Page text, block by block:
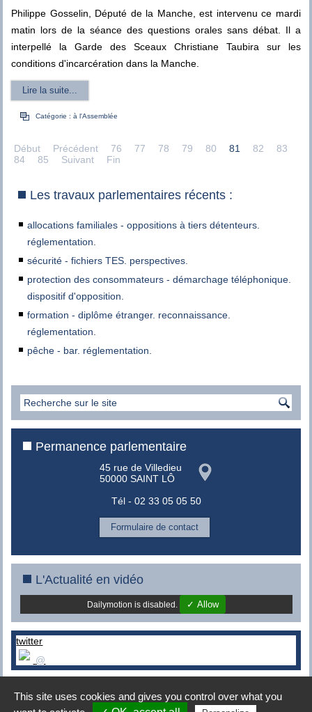
Philippe Gosselin, Député de la Manche, est intervenu ce mardi
matin lors de la séance des questions orales sans débat. Il a
interpellé la Garde des Sceaux Christiane Taubira sur les
conditions d'incarcération dans la Manche.
Lire la suite...
Catégorie :à l'Assemblée
Début Précédent 76 77 78 79 80 81 82
83
84
85 Suivant Fin
Les travaux parlementaires récents :
allocations familiales - oppositions à tiers détenteurs.
réglementation.
sécurité - fichiers TES. perspectives.
protection des consommateurs - démarchage téléphonique.
dispositif d'opposition.
formation - diplôme étranger. reconnaissance.
réglementation.
pêche - bar. réglementation.
Permanence parlementaire
45 rue de Villedieu
50000 SAINT LÔ
Tél - 02 33 05 05 50
Formulaire de contact
L'Actualité en vidéo
Dailymotion is disabled. ✓ Allow
twitter
@
Copyright © 2008-2015 - MES conseils|Mentions légales
This site uses cookies and gives you control over what you